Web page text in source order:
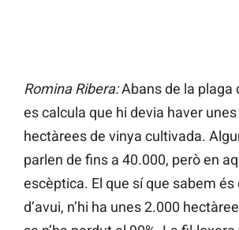
Romina Ribera:Abans de la plaga
es calcula que hi devia haver
hectàrees de vinya cultivada.
parlen de fins a 40.000, però en
escèptica. El que sí que sabem és
d’avui, n’hi ha unes 2.000